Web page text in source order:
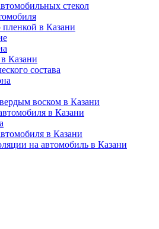
стекол
в Казани
Казани
состава
воском в Казани
в Казани
в Казани
на автомобиль в Казани